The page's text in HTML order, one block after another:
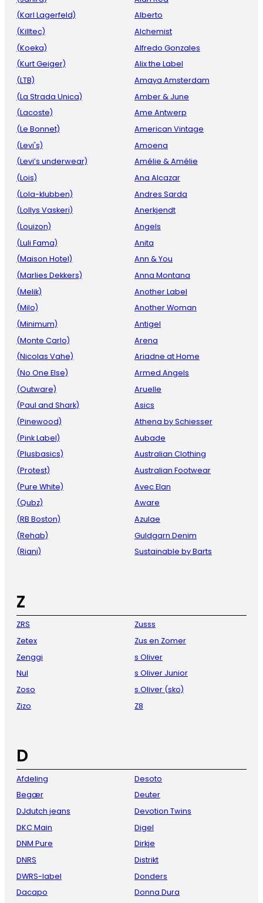
(Karl Lagerfeld)
(Killtec)
(Koeka)
(Kurt Geiger)
(LTB)
(La Strada Unica)
(Lacoste)
(Le Bonnet)
(Levi's)
(Levi’s underwear)
(Lois)
(Lola-klubben)
(Lollys Vaskeri)
(Louizon)
(Luli Fama)
(Maison Hotel)
(Marlies Dekkers)
(Melik)
(Milo)
(Minimum)
(Monte Carlo)
(Nicolas Vahe)
(No One Else)
(Outware)
(Paul and Shark)
(Pinewood)
(Pink Label)
(Plusbasics)
(Protest)
(Pure White)
(Qubz)
(RB Boston)
(Rehab)
(Riani)
Alberto
Alchemist
Alfredo Gonzales
Alix the Label
Amaya Amsterdam
Amber & June
Ame Antwerp
American Vintage
Amoena
Amélie & Amélie
Ana Alcazar
Andres Sarda
Anerkjendt
Angels
Anita
Ann & You
Anna Montana
Another Label
Another Woman
Antigel
Arena
Ariadne at Home
Armed Angels
Aruelle
Asics
Athena by Schiesser
Aubade
Australian Clothing
Australian Footwear
Avec Elan
Aware
Azulae
Guldgarn Denim
Sustainable by Barts
Z
ZRS
Zetex
Zenggi
Nul
Zoso
Zizo
Zusss
Zus en Zomer
s Oliver
s Oliver Junior
s.Oliver (sko)
Z8
D
Afdeling
Begær
DJdutch jeans
DKC Main
DNM Pure
DNRS
DWRS-label
Dacapo
Desoto
Deuter
Devotion Twins
Digel
Dirkje
Distrikt
Donders
Donna Dura